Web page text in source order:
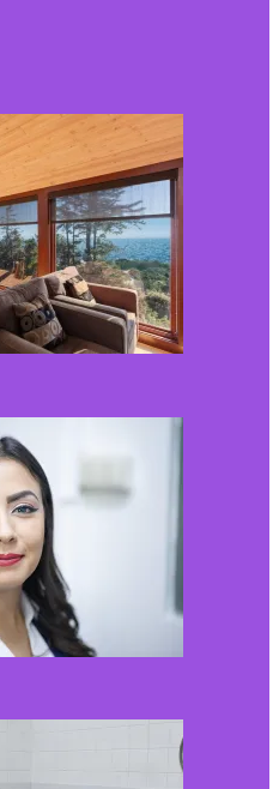
nusipirkti medines
Klaipėdoje?
08-01
miegamojo
veikia odos
06-01